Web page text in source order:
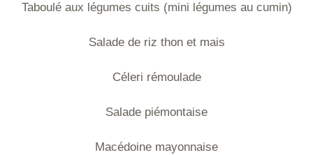
Taboulé aux légumes cuits (mini légumes au cumin)
Salade de riz thon et mais
Céleri rémoulade
Salade piémontaise
Macédoine mayonnaise